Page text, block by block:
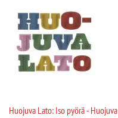
Huojuva Lato: Iso pyörä - Huojuva